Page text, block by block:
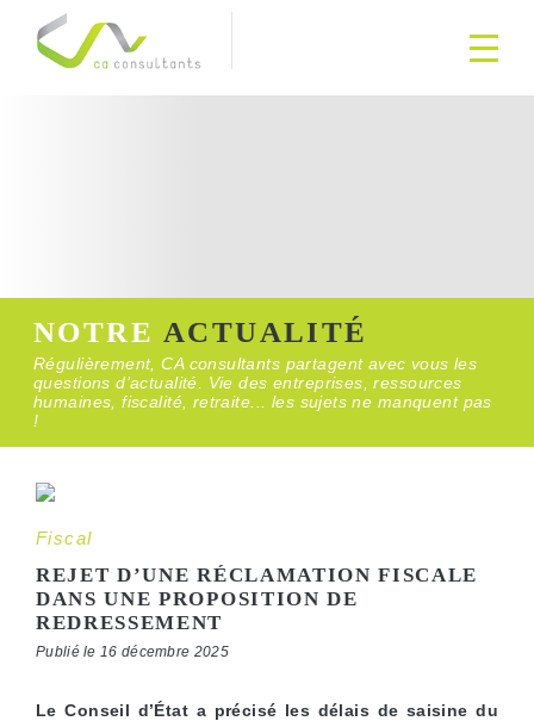
NOTRE ACTUALITÉ
Régulièrement, CA consultants partagent avec vous les
questions d’actualité. Vie des entreprises, ressources
humaines, fiscalité, retraite... les sujets ne manquent pas
!
Fiscal
REJET D’UNE RÉCLAMATION FISCALE
DANS UNE PROPOSITION DE
REDRESSEMENT
Publié le 16 décembre 2025
Le Conseil d’État a précisé les délais de saisine du